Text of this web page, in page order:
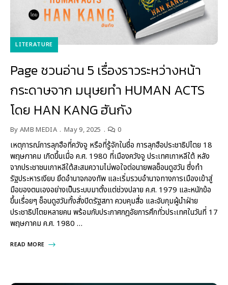
LITERATURE
Page ชวนอ่าน 5 เรื่องราวระหว่างหน้า
กระดาษจาก มนุษยทำ HUMAN ACTS
โดย HAN KANG ฮันกัง
By AMB MEDIA May 9, 2025 0
เหตุการณ์การลุกฮือที่ควังจู หรือที่รู้จักในชื่อ การลุกฮือประชาธิปไตย 18
พฤษภาคม เกิดขึ้นเมื่อ ค.ศ. 1980 ที่เมืองควังจู ประเทศเกาหลีใต้ หลัง
จากประชาชนเกาหลีใต้สะสมความไม่พอใจต่อนายพลช็อนดูฮวัน ซึ่งทำ
รัฐประหารเงียบ ยึดอำนาจกองทัพ และเริ่มรวบอำนาจทางการเมืองเข้าสู่
มือของตนเองอย่างเป็นระบบมาตั้งแต่ช่วงปลาย ค.ศ. 1979 และหนักข้อ
ขึ้นเรื่อยๆ ช็อนดูฮวันทั้งสั่งปิดรัฐสภา ควบคุมสื่อ และจับกุมผู้นำฝ่าย
ประชาธิปไตยหลายคน พร้อมกับประกาศกฎอัยการศึกทั่วประเทศในวันที่ 17
พฤษภาคม ค.ศ. 1980 …
READ MORE